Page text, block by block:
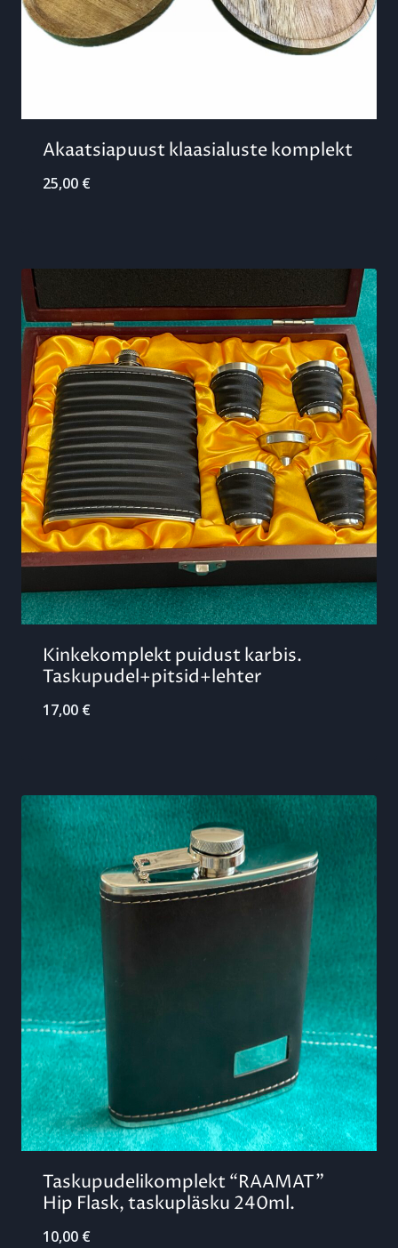
Akaatsiapuust klaasialuste komplekt
25,00 €
Kinkekomplekt puidust karbis.
Taskupudel+pitsid+le​hter
17,00 €
Taskupudelikomplekt “RAAMAT”
Hip Flask, taskupläsku 240ml.
10,00 €